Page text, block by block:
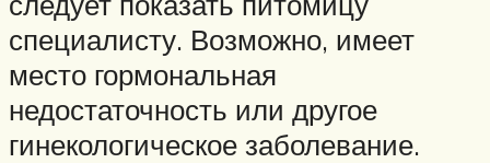
специалисту. Возможно, имеет
место гормональная
недостаточность или другое
гинекологическое заболевание.